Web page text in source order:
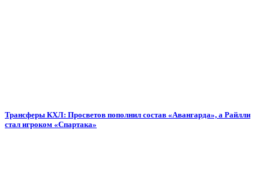
Трансферы КХЛ: Просветов пополнил состав «Авангарда», а Райлли
стал игроком «Спартака»